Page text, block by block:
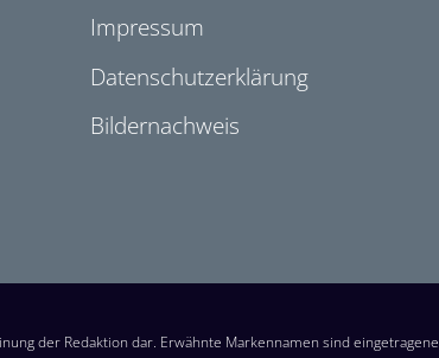
Impressum
Datenschutzerklärung
Bildernachweis
der Redaktion dar. Erwähnte Markennamen sind eingetragene